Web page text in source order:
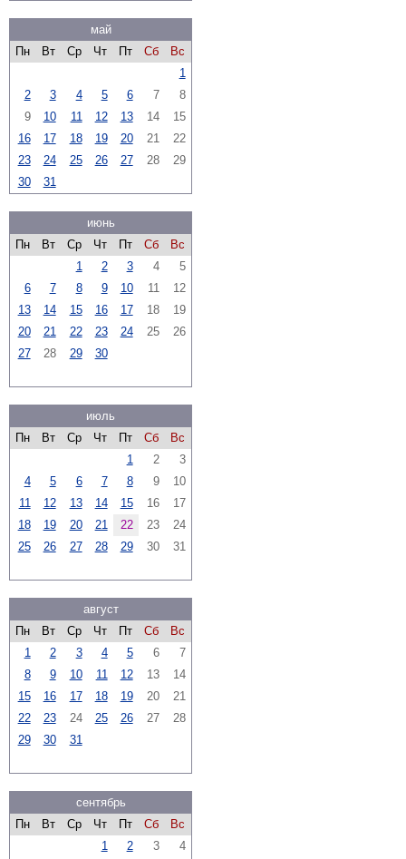
май
Пн
Вт Ср Чт Пт Сб
Вс
1
2
3 4 5 6 7
8
9
10 11 12 13 14
15
16
17 18 19 20 21
22
23
24 25 26 27 28
29
30
31
июнь
Пн
Вт Ср Чт Пт Сб
Вс
1
2 3 4
5
6
7 8 9 10 11
12
13
14 15 16 17 18
19
20
21 22 23 24 25
26
27
28 29 30
июль
Пн
Вт Ср Чт Пт Сб
Вс
1
2
3
4
5 6 7 8 9
10
11
12 13 14 15 16
17
18
19 20 21 22 23
24
25
26 27 28 29 30 31
август
Пн
Вт Ср Чт Пт Сб
Вс
1
2 3 4 5 6
7
8
9 10 11 12 13
14
15
16 17 18 19 20
21
22
23 24 25 26 27
28
29
30 31
сентябрь
Пн
Вт Ср Чт Пт Сб
Вс
1
2 3
4